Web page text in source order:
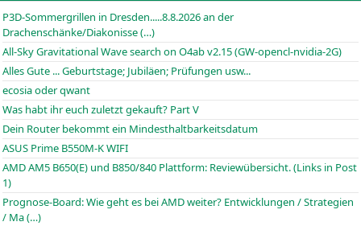
P3D-Sommergrillen in Dresden.....8.8.2026 an der
Drachenschänke/Diakonisse (…)
All-Sky Gravitational Wave search on O4ab v2.15 (GW-opencl-nvidia-2G)
Alles Gute ... Geburtstage; Jubiläen; Prüfungen usw...
ecosia oder qwant
Was habt ihr euch zuletzt gekauft? Part V
Dein Router bekommt ein Mindesthaltbarkeitsdatum
ASUS Prime B550M-K WIFI
AMD AM5 B650(E) und B850/840 Plattform: Reviewübersicht. (Links in Post
1)
Prognose-Board: Wie geht es bei AMD weiter? Entwicklungen / Strategien
/ Ma (…)